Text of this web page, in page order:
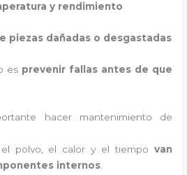
y rendimiento
piezas dañadas o desgastadas
es prevenir fallas antes de que
hacer mantenimiento de
polvo, el calor y el tiempo van
internos